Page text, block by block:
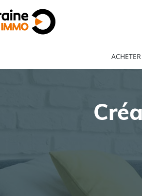
ACHETER